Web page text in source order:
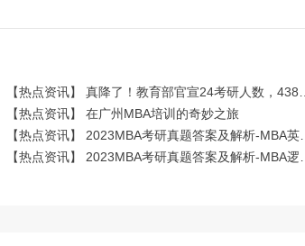
【热点资讯】 在广州MBA培训的奇妙之旅